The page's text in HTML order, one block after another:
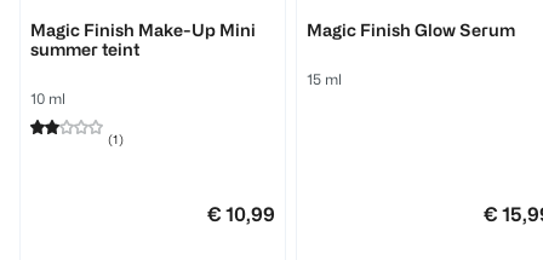
Magic Finish Make-Up Mini
summer teint
10 ml
(1)
€ 10,99
Magic Finish Glow Serum
15 ml
€